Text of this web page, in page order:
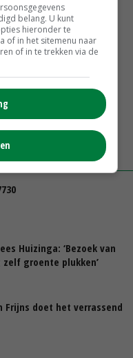
Hollandse zeedijken
willen Zuid-Hollandse
Huizinga: ‘Bezoek van
groente plukken’
Frijns doet het verrassend
belang. U kunt
hieronder te
of in het sitemenu naar
of in te trekken via de